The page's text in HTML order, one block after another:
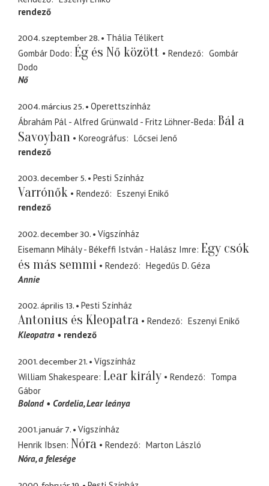
rendező
2004. szeptember 28.
Thália Télikert
Gombár Dodo Ég és Nő között Rendező
Gombár
Dodo
Nő
2004. március 25.
Operettszínház
Ábrahám Pál - Alfred Grünwald - Fritz Löhner-Beda Bál a
Savoyban
Koreográfus
Lőcsei Jenő
rendező
2003. december 5. Pesti Színház
Varrónők Rendező
Eszenyi Enikő
rendező
2002. december 30.
Vígszínház
Eisemann Mihály - Békeffi István - Halász Imre Egy csók
és más semmi
Rendező
Hegedűs D. Géza
Annie
2002. április 13. Pesti Színház
Antonius és Kleopatra Rendező
Eszenyi Enikő
Kleopatra
rendező
2001. december 21.
Vígszínház
William Shakespeare Lear király Rendező
Tompa
Gábor
Bolond
Cordelia Lear leánya
2001. január 7.
Vígszínház
Henrik Ibsen Nóra Rendező
Marton László
Nóra a felesége